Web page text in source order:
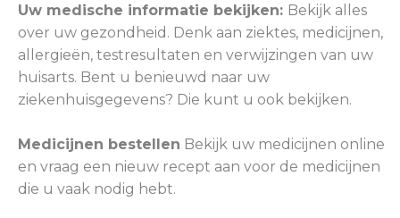
Uw medische informatie bekijken: Bekijk alles
over uw gezondheid. Denk aan ziektes, medicijnen,
allergieën, testresultaten en verwijzingen van uw
huisarts. Bent u benieuwd naar uw
ziekenhuisgegevens? Die kunt u ook bekijken.
Medicijnen bestellen Bekijk uw medicijnen online
en vraag een nieuw recept aan voor de medicijnen
die u vaak nodig hebt.